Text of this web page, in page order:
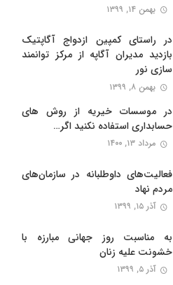
بهمن ۱۴, ۱۳۹۹
در راستای کمپین ازدواج آگاپتیک
بازدید مدیران آگاپه از مرکز توانمند
سازی نور
بهمن ۸, ۱۳۹۹
در موسسات خیریه از روش های
حسابداری استفاده نکنید اگر…
مرداد ۱۳, ۱۴۰۰
فعالیت‌های داوطلبانه در سازمان‌های
مردم نهاد
آذر ۱۵, ۱۳۹۹
به مناسبت روز جهانی مبارزه با
خشونت علیه زنان
آذر ۵, ۱۳۹۹